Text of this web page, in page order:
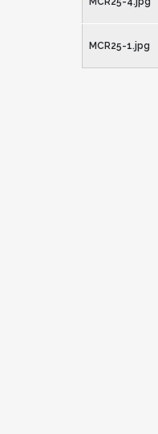
MCR25-1.jpg